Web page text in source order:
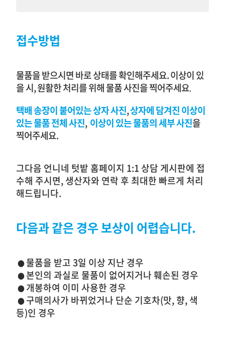
접수방법
물품을 받으시면 바로 상태를 확인해주세요. 이상이 있
을 시, 원활한 처리를 위해 물품 사진을 찍어주세요.
택배 송장이 붙어있는 상자사진,상자에 담겨진 이상이
있는 물품전체사진, 이상이 있는 물품의 세부 사진을
찍어주세요.
그다음 언니네 텃밭 홈페이지 1:1 상담 게시판에 접
수해 주시면, 생산자와 연락 후 최대한 빠르게 처리
해드립니다.
다음과 같은 경우 보상이 어렵습니다.
● 물품을 받고 3일 이상 지난 경우
●본인의 과실로 물품이 없어지거나 훼손된 경우
● 개봉하여 이미 사용한 경우
● 구매의사가 바뀌었거나 단순 기호차(맛, 향, 색
등)인 경우